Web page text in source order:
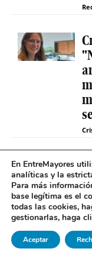
y
En EntreMayores
analíticas y la
Para más
base legítima es el
todas las cookies,
gestionarlas, haga
Aceptar